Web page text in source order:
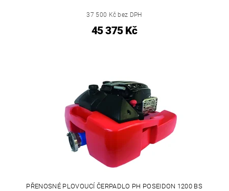
37 500 Kč bez DPH
45 375 Kč
PŘENOSNÉ PLOVOUCÍ ČERPADLO PH POSEIDON 1200 BS